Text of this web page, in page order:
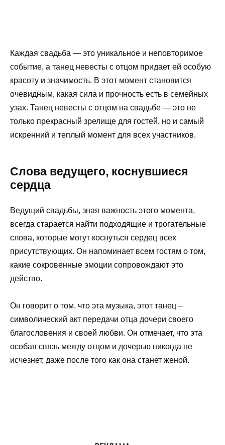
Каждая свадьба — это уникальное и неповторимое
событие, а танец невесты с отцом придает ей особую
красоту и значимость. В этот момент становится
очевидным, какая сила и прочность есть в семейных
узах. Танец невесты с отцом на свадьбе — это не
только прекрасный зрелище для гостей, но и самый
искренний и теплый момент для всех участников.
Слова ведущего, коснувшиеся
сердца
Ведущий свадьбы, зная важность этого момента,
всегда старается найти подходящие и трогательные
слова, которые могут коснуться сердец всех
присутствующих. Он напоминает всем гостям о том,
какие сокровенные эмоции сопровождают это
действо.
Он говорит о том, что эта музыка, этот танец –
символический акт передачи отца дочери своего
благословения и своей любви. Он отмечает, что эта
особая связь между отцом и дочерью никогда не
исчезнет, даже после того как она станет женой.